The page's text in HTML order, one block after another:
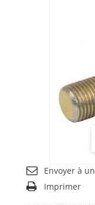
Envoyer à
Imprimer